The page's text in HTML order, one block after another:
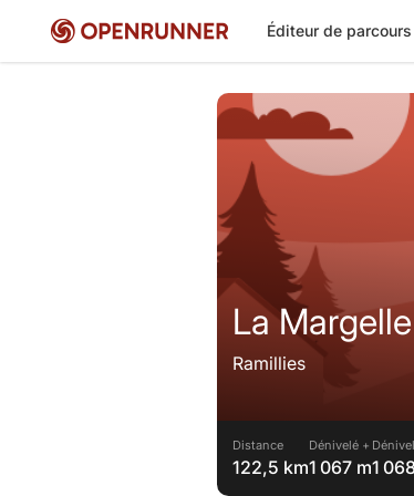
Éditeur de parcours
La
Ramillies
Distance
122,5 km
Dénivelé +
1 067 m1